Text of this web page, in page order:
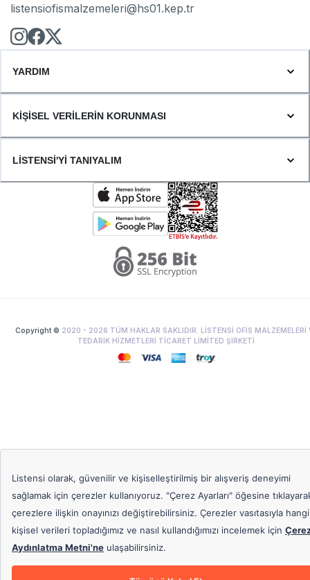
listensiofismalzemeleri@hs01.kep.tr
YARDIM
KİŞİSEL VERİLERİN KORUNMASI
LİSTENSİ'Yİ TANIYALIM
Copyright © 2020 - 2026 TÜM HAKLAR SAKLIDIR. LİSTENSİ OFİS MALZEMELERİ
TEDARİK HİZMETLERİ TİCARET LİMİTED ŞİRKETİ